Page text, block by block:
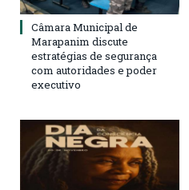
Câmara Municipal de
Marapanim discute
estratégias de segurança
com autoridades e poder
executivo